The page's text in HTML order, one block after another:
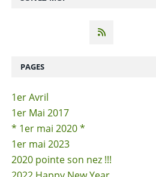
PAGES
1er Avril
1er Mai 2017
* 1er mai 2020 *
1er mai 2023
2020 pointe son nez !!!